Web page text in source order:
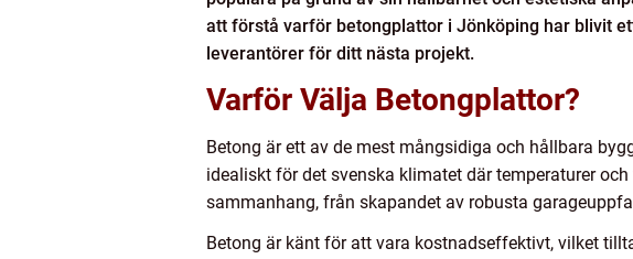
att förstå varför betongplattor i Jönköping har blivit
leverantörer för ditt nästa projekt.
Varför Välja Betongplattor?
Betong är ett av de mest mångsidiga och hållbara
idealiskt för det svenska klimatet där temperaturer
sammanhang, från skapandet av robusta
Betong är känt för att vara kostnadseffektivt, vilket